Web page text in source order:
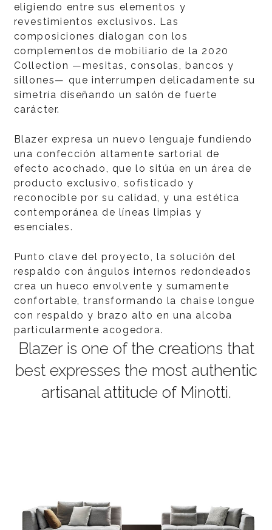
eligiendo entre sus elementos y
revestimientos exclusivos. Las
composiciones dialogan con los
complementos de mobiliario de la 2020
Collection —mesitas, consolas, bancos y
sillones— que interrumpen delicadamente su
simetría diseñando un salón de fuerte
carácter.
Blazer expresa un nuevo lenguaje fundiendo
una confección altamente sartorial de
efecto acochado, que lo sitúa en un área de
producto exclusivo, sofisticado y
reconocible por su calidad, y una estética
contemporánea de líneas limpias y
esenciales.
Punto clave del proyecto, la solución del
respaldo con ángulos internos redondeados
crea un hueco envolvente y sumamente
confortable, transformando la chaise longue
con respaldo y brazo alto en una alcoba
particularmente acogedora.
Blazer is one of the creations that
best expresses the most authentic
artisanal attitude of Minotti.